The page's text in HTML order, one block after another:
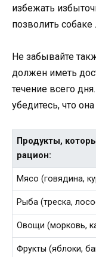
избежать
позволить
Не забывайте
должен иметь
течение всего
убедитесь, что
Продукты,
рацион:
Мясо (говядина,
Рыба (треска,
Овощи (морковь,
Фрукты (яблоки,